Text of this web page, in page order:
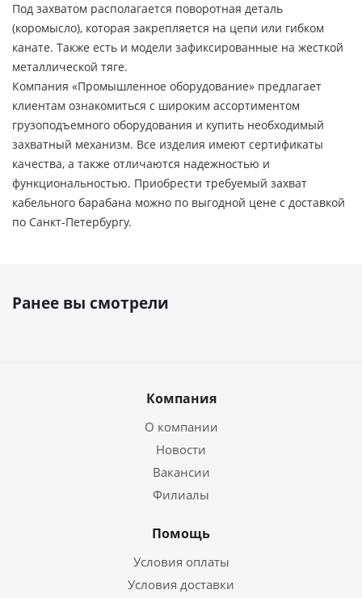
Под захватом располагается поворотная деталь
(коромысло), которая закрепляется на цепи или гибком
канате. Также есть и модели зафиксированные на жесткой
металлической тяге.
Компания «Промышленное оборудование» предлагает
клиентам ознакомиться с широким ассортиментом
грузоподъемного оборудования и купить необходимый
захватный механизм. Все изделия имеют сертификаты
качества, а также отличаются надежностью и
функциональностью. Приобрести требуемый захват
кабельного барабана можно по выгодной цене с доставкой
по Санкт-Петербургу.
Ранее вы смотрели
Компания
О компании
Новости
Вакансии
Филиалы
Помощь
Условия оплаты
Условия доставки